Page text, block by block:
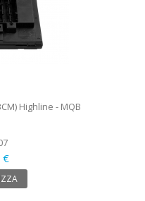
Highline - MQB
€